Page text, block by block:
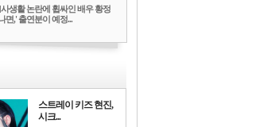
생활 논란에 휩싸인 배우 황정
면,' 출연분이 예정...
스트레이 키즈 현진,
시크...